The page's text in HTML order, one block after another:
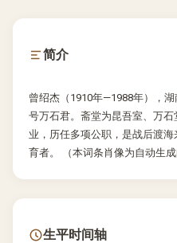
简介
曾绍杰（1910年—1988年），
号万石君。斋堂为昆吾室、万
业，历任多项公职，是战后渡
育者。 （本词条肖像为自动生成
生平时间轴